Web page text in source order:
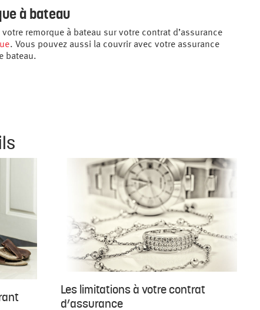
à bateau
remorque à bateau sur votre contrat d’assurance
. Vous pouvez aussi la couvrir avec votre assurance
bateau.
Les limitations à votre contrat
d’assurance